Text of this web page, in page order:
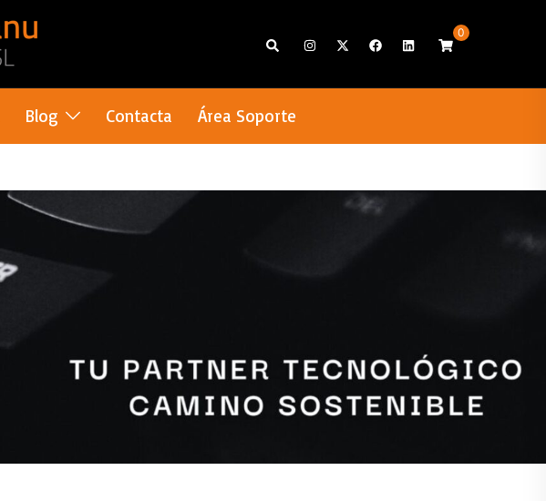
Search
0
Blog Contacta Área Soporte